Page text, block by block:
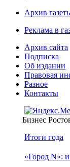
Архив
Реклама в
Архив сайта
Подписка
Об издании
Правовая
Разное
Контакты
Бизнес
Итоги года
«Город N»: